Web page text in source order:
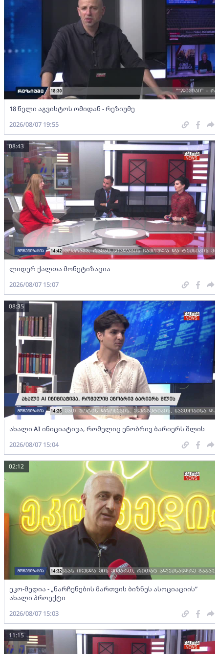
18 წელი აგვისტოს ომიდან - რეზიუმე
2026/08/07 19:55
ლიდერ ქალთა მონეტიზაცია
08:43
2026/08/07 15:07
ახალი AI ინიციატივა, რომელიც ენობრივ ბარიერს შლის
08:35
2026/08/07 15:04
ეკო-მედია - „ნარჩენების მართვის ბიზნეს ასოციაციის”
ახალი პროექტი
02:12
2026/08/07 15:03
11:15